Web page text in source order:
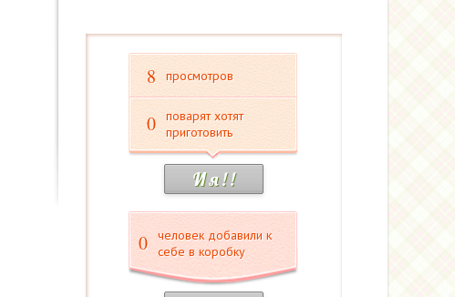
8 просмотров
0
поварят хотят
приготовить
И я ! !
0
человек добавили к
себе в коробку